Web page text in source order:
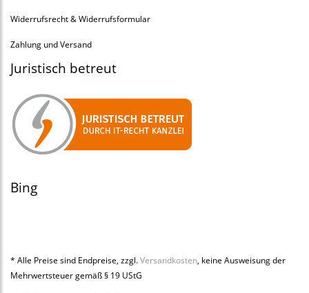
Widerrufsrecht & Widerrufsformular
Zahlung und Versand
Juristisch betreut
Bing
* Alle Preise sind Endpreise, zzgl.Versandkosten, keine Ausweisung der
Mehrwertsteuer gemäß § 19 UStG